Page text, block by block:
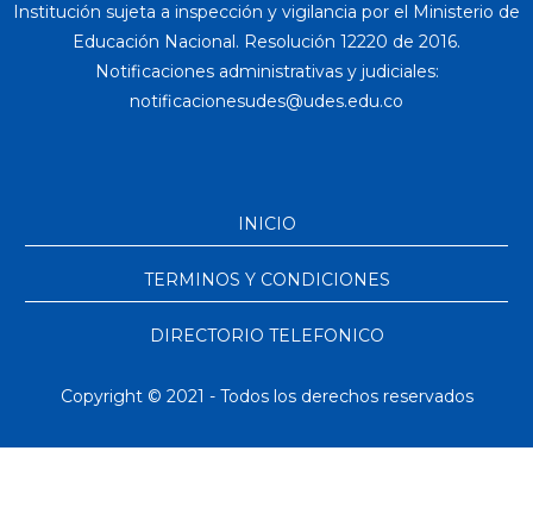
Institución sujeta a inspección y vigilancia por el Ministerio de
Educación Nacional. Resolución 12220 de 2016.
Notificaciones administrativas y judiciales:
INICIO
TERMINOS Y CONDICIONES
DIRECTORIO TELEFONICO
Copyright © 2021 - Todos los derechos reservados